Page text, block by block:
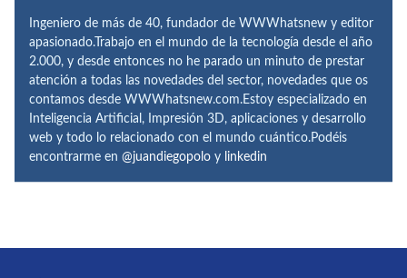
Ingeniero de más de 40, fundador de WWWhatsnew y editor
apasionado.Trabajo en el mundo de la tecnología desde el año
2.000, y desde entonces no he parado un minuto de prestar
atención a todas las novedades del sector, novedades que os
contamos desde WWWhatsnew.com.Estoy especializado en
Inteligencia Artificial, Impresión 3D, aplicaciones y desarrollo
web y todo lo relacionado con el mundo cuántico.Podéis
encontrarme en @juandiegopolo y linkedin